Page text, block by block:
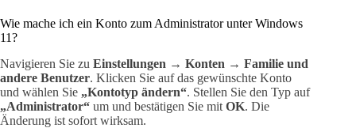
Wie mache ich ein Konto zum Administrator unter Windows
11?
Navigieren Sie zu Einstellungen → Konten → Familie und
andere Benutzer. Klicken Sie auf das gewünschte Konto
und wählen Sie „Kontotyp ändern“. Stellen Sie den Typ auf
„Administrator“ um und bestätigen Sie mit OK. Die
Änderung ist sofort wirksam.